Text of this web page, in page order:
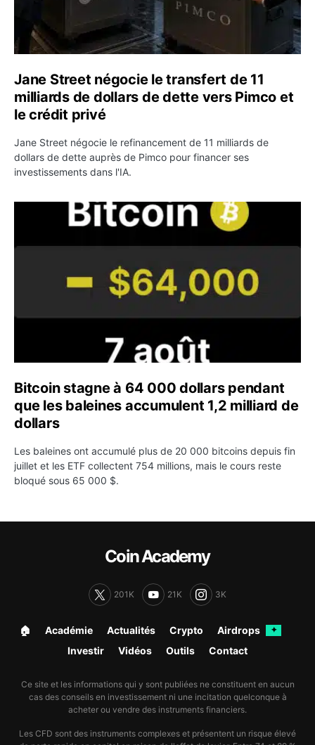
Jane Street négocie le transfert de 11
milliards de dollars de dette vers Pimco et
le crédit privé
Jane Street négocie le refinancement de 11 milliards de
dollars de dette auprès de Pimco pour financer ses
investissements dans l'IA.
Bitcoin stagne à 64 000 dollars pendant que les
Bitcoin stagne à 64 000 dollars pendant
que les baleines accumulent 1,2 milliard de
dollars
Les baleines ont accumulé plus de 20 000 bitcoins depuis fin
juillet et les ETF collectent 754 millions, mais le cours reste
bloqué sous 65 000 $.
Coin Academy
201K 21K 3K
🏠︎ Académie Actualités Crypto Airdrops ✦
Investir Vidéos Outils Contact
Ce site et les informations qui y sont publiées ne constituent en aucun
cas des conseils en investissement ni une incitation quelconque à
acheter ou vendre des instruments financiers.
Les CFD sont des instruments complexes et présentent un risque élevé